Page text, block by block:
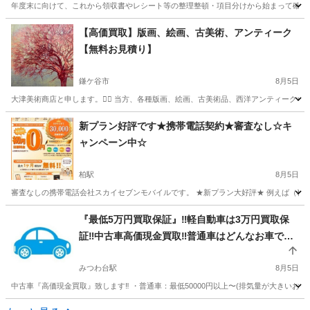
年度末に向けて、これから領収書やレシート等の整理整頓・項目分けから始まって確
千葉 八千代台駅 その他 東京 その他 個人事業主
【高価買取】版画、絵画、古美術、アンティーク
【無料お見積り】
鎌ケ谷市 8月5日
大津美術商店と申します。🙇‍♂️ 当方、各種版画、絵画、古美術品、西洋アンティーク
千葉 鎌ケ谷市 その他 買取
新プラン好評です★携帯電話契約★審査なし☆キ
ャンペーン中☆
柏駅 8月5日
審査なしの携帯電話会社スカイセブンモバイルです。 ★新プラン大好評★ 例えば
柏駅 その他 スカイセブンモバイル
『最低5万円買取保証』‼️軽自動車は3万円買取保
証‼️中古車高価現金買取‼️普通車はどんなお車でも
最低5万円以上で買い取り致します‼️車種によって
は高額買取可能‼️お気軽にお問い合わせ下さい⭐️ 廃
車買取⭐️廃車買い取り⭐️
みつわ台駅 8月5日
中古車『高価現金買取』致します‼️ ・普通車：最低50000円以上〜(排気量が大きいお
千葉 千葉市